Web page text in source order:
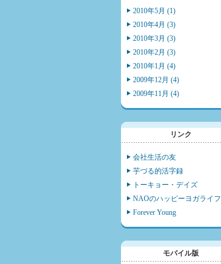
2010年5月 (1)
2010年4月 (3)
2010年3月 (3)
2010年2月 (3)
2010年1月 (4)
2009年12月 (4)
2009年11月 (4)
リンク
会社生活の友
芋づる的活字録
トーキョー・デイズ
NAOのハッピーヨガライフ
Forever Young
モバイル版